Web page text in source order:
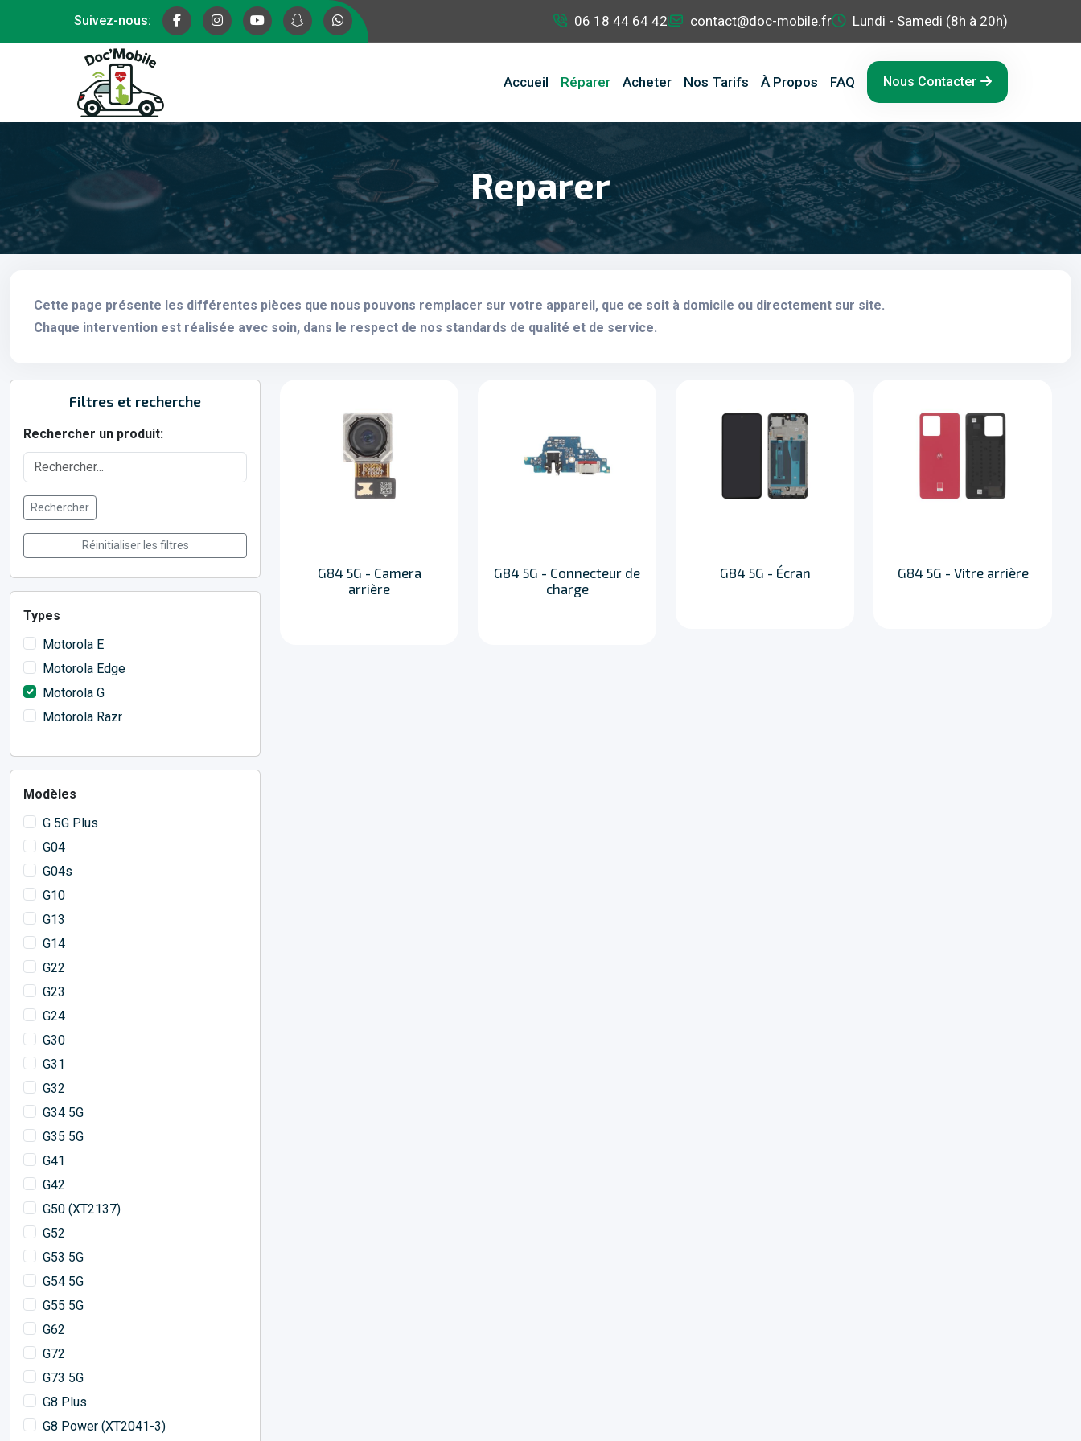
Suivez-nous: 06 18 44 64 42 contact@doc-mobile.fr Lundi - Samedi (8h à 20h)
Accueil Réparer Acheter Nos Tarifs À Propos FAQ Nous Contacter
Reparer
Cette page présente les différentes pièces que nous pouvons remplacer sur votre appareil, que ce soit à domicile ou directement sur site.
Chaque intervention est réalisée avec soin, dans le respect de nos standards de qualité et de service.
Filtres et recherche
Rechercher un produit:
Rechercher
Réinitialiser les filtres
Types
Motorola E
Motorola Edge
Motorola G
Motorola Razr
Modèles
G 5G Plus
G04
G04s
G10
G13
G14
G22
G23
G24
G30
G31
G32
G34 5G
G35 5G
G41
G42
G50 (XT2137)
G52
G53 5G
G54 5G
G55 5G
G62
G72
G73 5G
G8 Plus
G8 Power (XT2041-3)
G84 5G - Camera
arrière
G84 5G - Connecteur de
charge
G84 5G - Écran G84 5G - Vitre arrière